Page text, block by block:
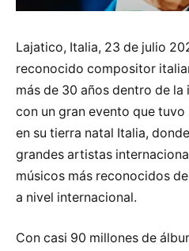
Lajatico, Italia, 23 de julio
reconocido compositor
más de 30 años dentro de la
con un gran evento que
en su tierra natal Italia,
grandes artistas
músicos más reconocidos
a nivel internacional.
Con casi 90 millones de